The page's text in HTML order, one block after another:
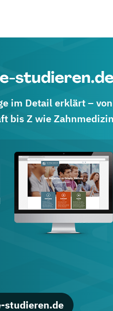
im Detail erklärt –
bis Z wie
studieren.de